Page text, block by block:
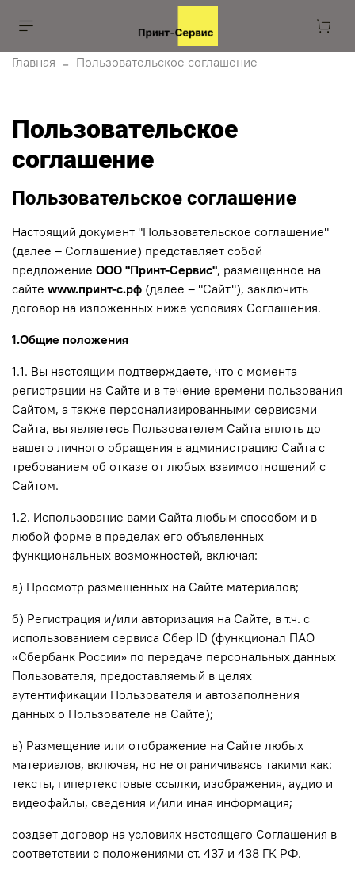
Главная Пользовательское соглашение
Пользовательское
соглашение
Пользовательское соглашение
Настоящий документ "Пользовательское соглашение"
(далее – Соглашение) представляет собой
предложение ООО "Принт-Сервис", размещенное на
сайте www.принт-с.рф (далее – "Сайт"), заключить
договор на изложенных ниже условиях Соглашения.
1.Общие положения
1.1. Вы настоящим подтверждаете, что с момента
регистрации на Сайте и в течение времени пользования
Сайтом, а также персонализированными сервисами
Сайта, вы являетесь Пользователем Сайта вплоть до
вашего личного обращения в администрацию Сайта с
требованием об отказе от любых взаимоотношений с
Сайтом.
1.2. Использование вами Сайта любым способом и в
любой форме в пределах его объявленных
функциональных возможностей, включая:
а) Просмотр размещенных на Сайте материалов;
б) Регистрация и/или авторизация на Сайте, в т.ч. с
использованием сервиса Сбер ID (функционал ПАО
«Сбербанк России» по передаче персональных данных
Пользователя, предоставляемый в целях
аутентификации Пользователя и автозаполнения
данных о Пользователе на Сайте);
в) Размещение или отображение на Сайте любых
материалов, включая, но не ограничиваясь такими как:
тексты, гипертекстовые ссылки, изображения, аудио и
видеофайлы, сведения и/или иная информация;
создает договор на условиях настоящего Соглашения в
соответствии с положениями ст. 437 и 438 ГК РФ.